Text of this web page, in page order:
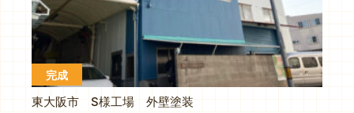
完成
東大阪市 S様工場 外壁塗装